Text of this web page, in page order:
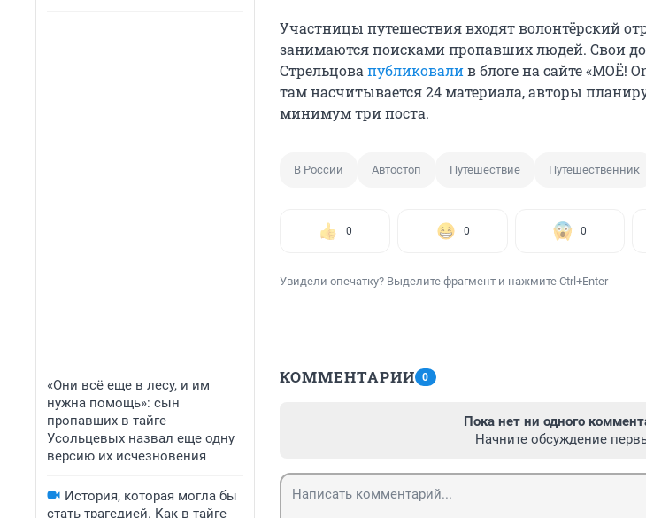
«Они всё еще в лесу, и им
нужна помощь»: сын
пропавших в тайге
Усольцевых назвал еще одну
версию их исчезновения
История, которая могла бы
стать трагедией. Как в тайге
Участницы путешествия входят волонтёрский
занимаются поисками пропавших людей. Свои
Стрельцова публиковалив блоге на сайте «МОЁ!
там насчитывается 24 материала, авторы
минимум три поста.
В России Автостоп Путешествие Путешественник
0 0 0
Увидели опечатку? Выделите фрагмент и нажмите Ctrl+Enter
КОММЕНТАРИИ 0
Пока нет ни одного
Начните обсуждение